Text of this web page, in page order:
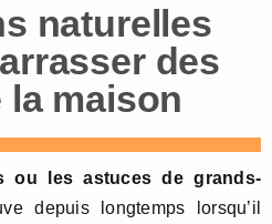
naturelles
des
maison
ou les astuces de grands-
depuis longtemps lorsqu’il